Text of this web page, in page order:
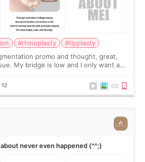
#rhinoplasty
#tipplasty
promo and thought, great,
My bridge is low and I only want a
12
never even happened (^^;)